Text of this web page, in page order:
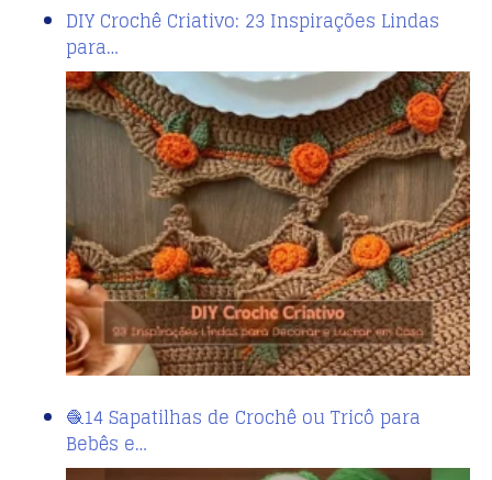
DIY Crochê Criativo: 23 Inspirações Lindas
para…
🧶14 Sapatilhas de Crochê ou Tricô para
Bebês e…